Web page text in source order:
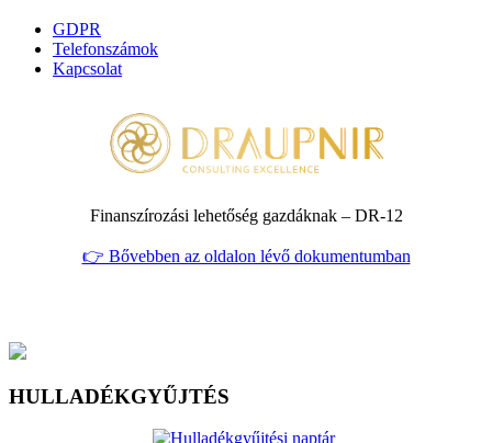
GDPR
Telefonszámok
Kapcsolat
Finanszírozási lehetőség gazdáknak – DR‑12
👉 Bővebben az oldalon lévő dokumentumban
HULLADÉKGYŰJTÉS